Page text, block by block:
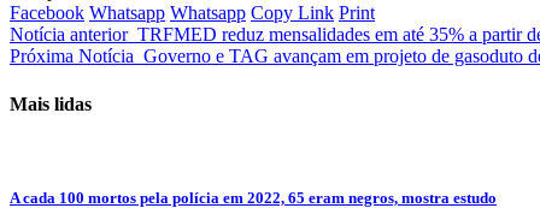
Facebook Whatsapp Whatsapp Copy Link Print
Notícia anterior TRFMED reduz mensalidades em até 35% a partir
Próxima Notícia Governo e TAG avançam em projeto de gasoduto
Mais lidas
A cada 100 mortos pela polícia em 2022, 65 eram negros, mostra estudo